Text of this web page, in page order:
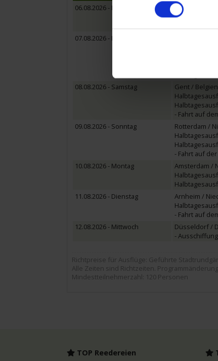
06.08.2026 - Donnerstag
Düsseldorf /
- Fahrt auf
07.08.2026 - Freitag
- Fahrt auf
08.08.2026 - Samstag
Gent / Belgien
- Fahrt auf
09.08.2026 - Sonntag
Rotterdam /
- Fahrt auf
10.08.2026 - Montag
Amsterdam /
11.08.2026 - Dienstag
Arnheim /
- Fahrt auf
12.08.2026 - Mittwoch
Düsseldorf /
-
Richtpreise für Ausflüge: Geführte
Alle Zeiten sind Richtzeiten.
Mindestteilnehmerzahl: 120 Personen
TOP Reedereien